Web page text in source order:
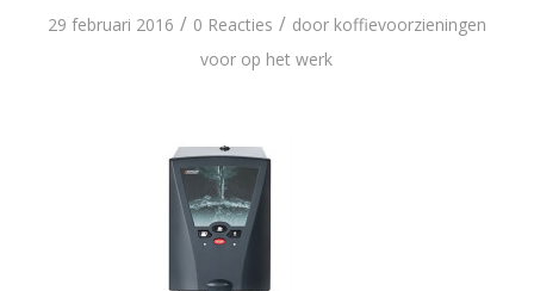
29 februari 2016 / 0 Reacties / door koffievoorzieningen
voor op het werk